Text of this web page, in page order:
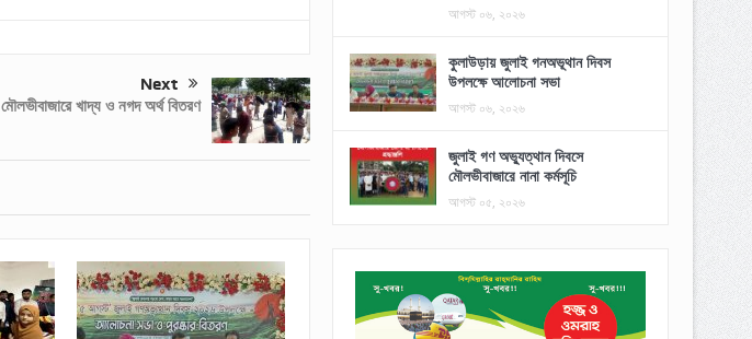
Next
মৌলভীবাজারে খাদ্য ও নগদ অর্থ বিতরণ
আগস্ট ০৬, ২০২৬
কুলাউড়ায় জুলাই গনঅভূথান দিবস
উপলক্ষে আলোচনা সভা
আগস্ট ০৬, ২০২৬
জুলাই গণ অভ্যুত্থান দিবসে
মৌলভীবাজারে নানা কর্মসূচি
আগস্ট ০৫, ২০২৬